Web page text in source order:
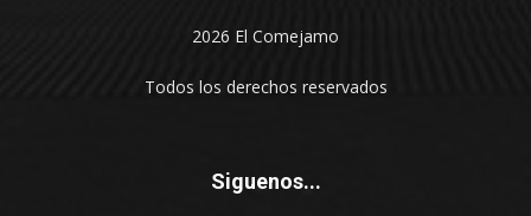
2026 El Comejamo
Todos los derechos reservados
Siguenos...